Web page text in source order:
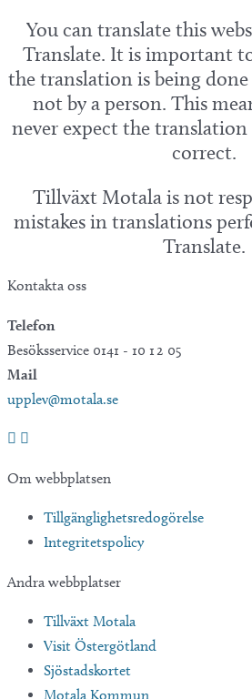
You can translate this
Translate. It is important
the translation is being
not by a person. This
never expect the translation
correct.
Tillväxt Motala is not
mistakes in translations
Translate.
Kontakta oss
Telefon
Besöksservice 0141 - 10 1 2 05
Mail
upplev@motala.se
Om webbplatsen
Tillgänglighetsredogörelse
Integritetspolicy
Andra webbplatser
Tillväxt Motala
Visit Östergötland
Sjöstadskortet
Motala Kommun